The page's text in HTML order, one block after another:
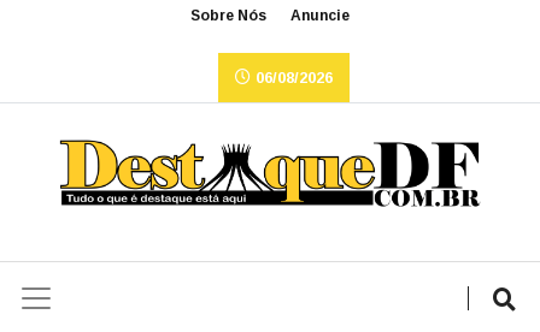
Sobre Nós Anuncie
06/08/2026